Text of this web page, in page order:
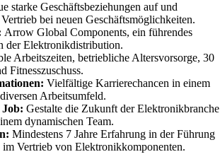
starke Geschäftsbeziehungen auf und
bei neuen Geschäftsmöglichkeiten.
Arrow Global Components, ein führendes
der Elektronikdistribution.
Arbeitszeiten, betriebliche Altersvorsorge, 30
Fitnesszuschuss.
Vielfältige Karrierechancen in einem
Arbeitsumfeld.
Gestalte die Zukunft der Elektronikbranche
dynamischen Team.
Mindestens 7 Jahre Erfahrung in der Führung
im Vertrieb von Elektronikkomponenten.